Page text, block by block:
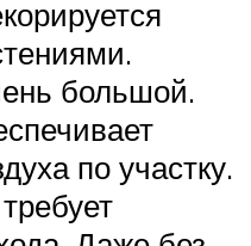
большой.
по участку.